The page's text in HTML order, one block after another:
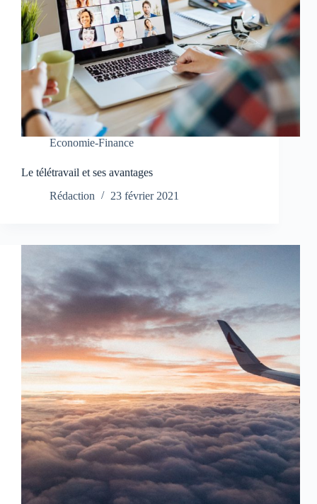
Economie-Finance
Le télétravail et ses avantages
Rédaction
23 février 2021